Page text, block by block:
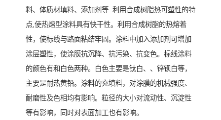
料、体质材填料、添加剂等. 利用合成树脂热可塑性的特
点,使热熔型涂料具有快干性。利用合成树脂的热熔着
性，使标线与路面粘结牢固。涂料中加入添加剂可增加
涂层塑性，使涂膜抗沉降、抗污染、抗变色。标线涂料
的颜色有和白色两种。白色主要是钛白、、锌钡白等，
主要是耐热黄铅。涂料的充填料，对涂膜的机械强度、
耐磨性及色相均有影响。粒径的大小对流动性、沉淀性
等有影响，同时对表面加工也有影响。